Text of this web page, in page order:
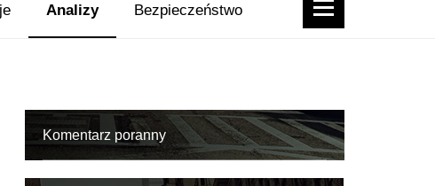
Analizy Bezpieczeństwo
Komentarz poranny